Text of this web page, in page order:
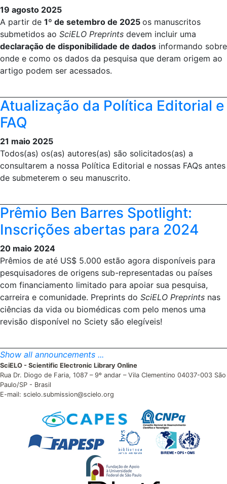
19 agosto 2025
A partir de 1º de setembro de 2025 os manuscritos
submetidos ao SciELO Preprints devem incluir uma
declaração de disponibilidade de dados informando sobre
onde e como os dados da pesquisa que deram origem ao
artigo podem ser acessados.
Atualização da Política Editorial e
FAQ
21 maio 2025
Todos(as) os(as) autores(as) são solicitados(as) a
consultarem a nossa Política Editorial e nossas FAQs antes
de submeterem o seu manuscrito.
Prêmio Ben Barres Spotlight:
Inscrições abertas para 2024
20 maio 2024
Prêmios de até US$ 5.000 estão agora disponíveis para
pesquisadores de origens sub-representadas ou países
com financiamento limitado para apoiar sua pesquisa,
carreira e comunidade. Preprints do SciELO Preprints nas
ciências da vida ou biomédicas com pelo menos uma
revisão disponível no Sciety são elegíveis!
Show all announcements ...
SciELO - Scientific Electronic Library Online
Rua Dr. Diogo de Faria, 1087 – 9º andar – Vila Clementino 04037-003 São
Paulo/SP - Brasil
E-mail: scielo.submission@scielo.org